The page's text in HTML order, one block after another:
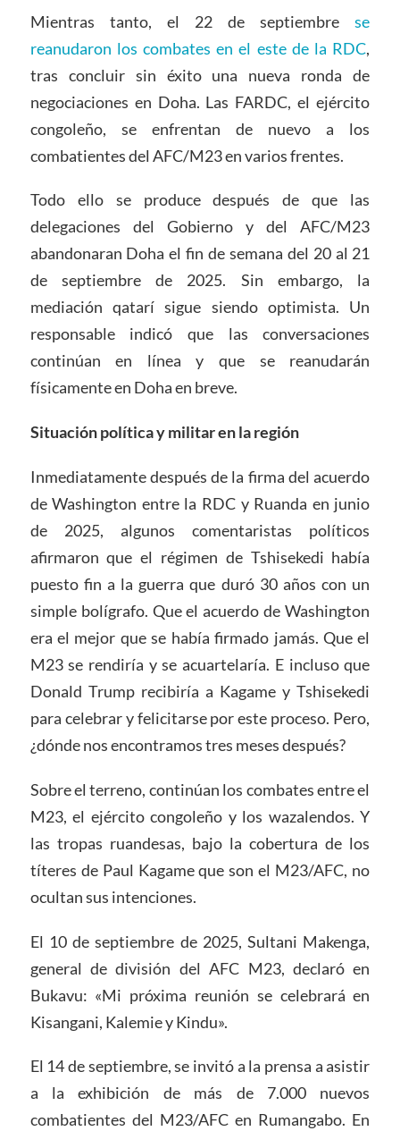
Mientras tanto, el 22 de septiembrese
reanudaron los combates en el este de la RDC,
tras concluir sin éxito una nueva ronda de
negociaciones en Doha. Las FARDC, el ejército
congoleño, se enfrentan de nuevo a los
combatientes del AFC/M23 en varios frentes.
Todo ello se produce después de que las
delegaciones del Gobierno y del AFC/M23
abandonaran Doha el fin de semana del 20 al 21
de septiembre de 2025. Sin embargo, la
mediación qatarí sigue siendo optimista. Un
responsable indicó que las conversaciones
continúan en línea y que se reanudarán
físicamente en Doha en breve.
Situación política y militar en la región
Inmediatamente después de la firma del acuerdo
de Washington entre la RDC y Ruanda en junio
de 2025, algunos comentaristas políticos
afirmaron que el régimen de Tshisekedi había
puesto fin a la guerra que duró 30 años con un
simple bolígrafo. Que el acuerdo de Washington
era el mejor que se había firmado jamás. Que el
M23 se rendiría y se acuartelaría. E incluso que
Donald Trump recibiría a Kagame y Tshisekedi
para celebrar y felicitarse por este proceso. Pero,
¿dónde nos encontramos tres meses después?
Sobre el terreno, continúan los combates entre el
M23, el ejército congoleño y los wazalendos. Y
las tropas ruandesas, bajo la cobertura de los
títeres de Paul Kagame que son el M23/AFC, no
ocultan sus intenciones.
El 10 de septiembre de 2025, Sultani Makenga,
general de división del AFC M23, declaró en
Bukavu: «Mi próxima reunión se celebrará en
Kisangani, Kalemie y Kindu».
El 14 de septiembre, se invitó a la prensa a asistir
a la exhibición de más de 7.000 nuevos
combatientes del M23/AFC en Rumangabo. En